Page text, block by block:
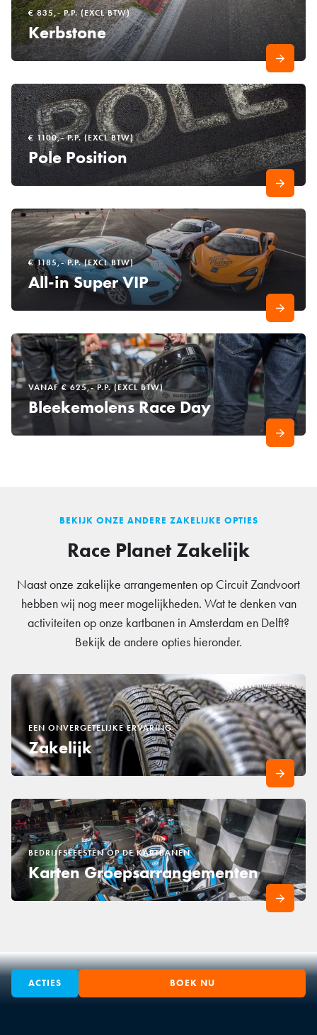
€ 835,- P.P. (EXCL BTW)
Kerbstone
€ 1100,- P.P. (EXCL BTW)
Pole Position
€ 1185,- P.P. (EXCL BTW)
All-in Super VIP
VANAF € 625,- P.P. (EXCL BTW)
Bleekemolens Race Day
BEKIJK ONZE ANDERE ZAKELIJKE OPTIES
Race Planet Zakelijk
Naast onze zakelijke arrangementen op Circuit Zandvoort
hebben wij nog meer mogelijkheden. Wat te denken van
activiteiten op onze kartbanen in Amsterdam en Delft?
Bekijk de andere opties hieronder.
EEN ONVERGETELIJKE ERVARING
Zakelijk
BEDRIJFSFEESTEN OP DE KARTBANEN
Karten Groepsarrangementen
ACTIES BOEK NU